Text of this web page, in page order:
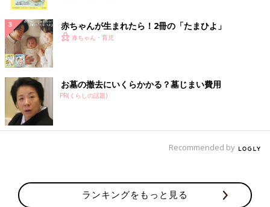
赤ちゃんが生まれたら！2冊の「たまひよ」
赤ちゃん・育児
お墓の撤去にいくらかかる？墓じまい費用
PR(くらしの話題)
Recommended by
ランキングをもっと見る